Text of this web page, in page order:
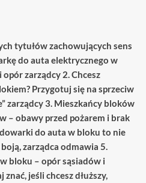
tytułów zachowujących sens
do auta elektrycznego w
zarządcy 2. Chcesz
Przygotuj się na sprzeciw
zarządcy 3. Mieszkańcy bloków
– obawy przed pożarem i brak
do auta w bloku to nie
zarządca odmawia 5.
bloku – opór sąsiadów i
jeśli chcesz dłuższy,